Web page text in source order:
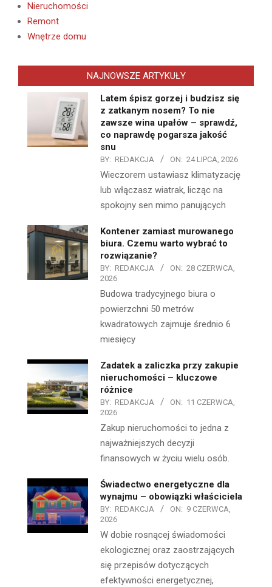
Nieruchomości
Remont
Wnętrze domu
NAJNOWSZE ARTYKUŁY
Latem śpisz gorzej i budzisz się
z zatkanym nosem? To nie
zawsze wina upałów – sprawdź,
co naprawdę pogarsza jakość
snu
BY: REDAKCJA ON: 24 LIPCA, 2026
Wieczorem ustawiasz klimatyzację
lub włączasz wiatrak, licząc na
spokojny sen mimo panujących
Kontener zamiast murowanego
biura. Czemu warto wybrać to
rozwiązanie?
BY: REDAKCJA ON: 28 CZERWCA,
2026
Budowa tradycyjnego biura o
powierzchni 50 metrów
kwadratowych zajmuje średnio 6
miesięcy
Zadatek a zaliczka przy zakupie
nieruchomości – kluczowe
różnice
BY: REDAKCJA ON: 11 CZERWCA,
2026
Zakup nieruchomości to jedna z
najważniejszych decyzji
finansowych w życiu wielu osób.
Świadectwo energetyczne dla
wynajmu – obowiązki właściciela
BY: REDAKCJA ON: 9 CZERWCA,
2026
W dobie rosnącej świadomości
ekologicznej oraz zaostrzających
się przepisów dotyczących
efektywności energetycznej,